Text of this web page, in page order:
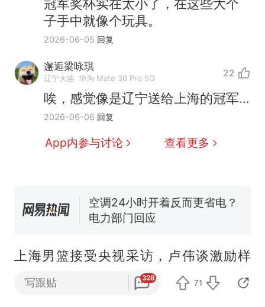
冠军奖杯实在太小了，在这些大个
子手中就像个玩具。
2026-06-05 回复
邂逅梁咏琪
辽宁大连 华为 Mate 30 Pro 5G 22
唉，感觉像是辽宁送给上海的冠军…
2026-06-06 回复
App内参与讨论 查看更多
热 十多万人报名的考试，成绩
全部作废，公平么？
新 全球唯一没有法定首都的国
家，刚改国名，总统就邀请中
国大使骑行绕了几乎整个国境
线一圈，还曾两次到中国寻根
搬家报价570元，搬到楼下交
空调24小时开着反而更省电？
电力部门回应
试前13名均遭淘汰？教育局：
已叫停招聘，成立调查组全面
十多万人报名的考试，成绩
全部作废，公平么？
上海男篮接受央视采访，卢伟谈激励样
本，张镇麟谈成长，李弘权谈拼搏，王哲
林谈职业生涯圆满！
写跟贴 328
71